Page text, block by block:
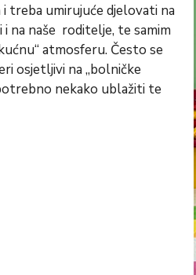
treba umirujuće djelovati na
na naše roditelje, te samim
atmosferu. Često se
osjetljivi na „bolničke
nekako ublažiti te